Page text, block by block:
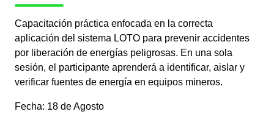
Capacitación práctica enfocada en la correcta
aplicación del sistema LOTO para prevenir accidentes
por liberación de energías peligrosas. En una sola
sesión, el participante aprenderá a identificar, aislar y
verificar fuentes de energía en equipos mineros.
Fecha: 18 de Agosto